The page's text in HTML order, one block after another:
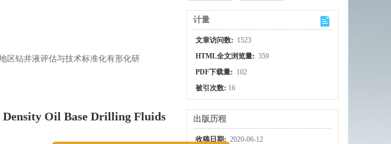
区钻井液评估与技术标准化有形化研
Oil Base Drilling Fluids
计量
文章访问数: 1523
HTML全文浏览量: 359
PDF下载量: 102
被引次数: 16
出版历程
收稿日期: 2020-06-12